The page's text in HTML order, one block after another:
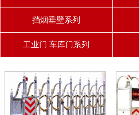
挡烟垂壁系列
工业门 车库门系列